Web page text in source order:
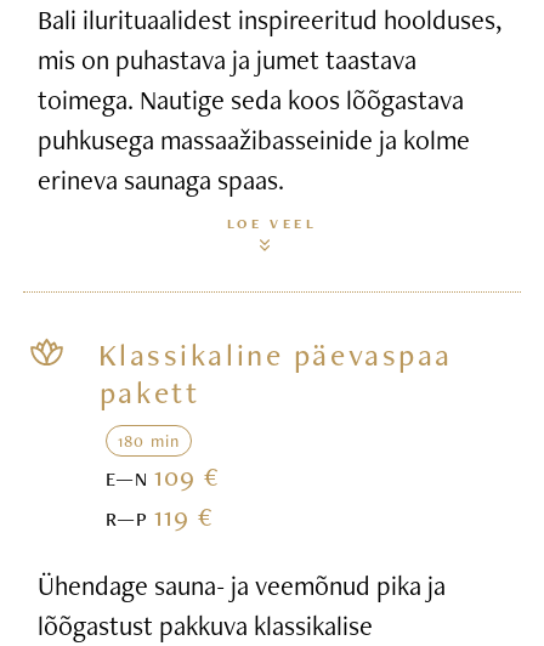
Bali ilurituaalidest inspireeritud hoolduses,
mis on puhastava ja jumet taastava
toimega. Nautige seda koos lõõgastava
puhkusega massaažibasseinide ja kolme
erineva saunaga spaas.
LOE VEEL
Klassikaline päevaspaa
pakett
180 min
E—N109 €
R—P119 €
Ühendage sauna- ja veemõnud pika ja
lõõgastust pakkuva klassikalise